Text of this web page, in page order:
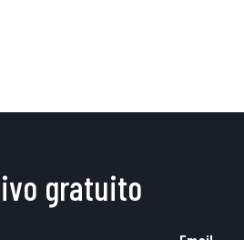
gratuito